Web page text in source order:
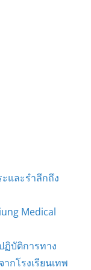
และรำลึกถึง
Medical
บัติการทาง
กโรงเรียนเทพ